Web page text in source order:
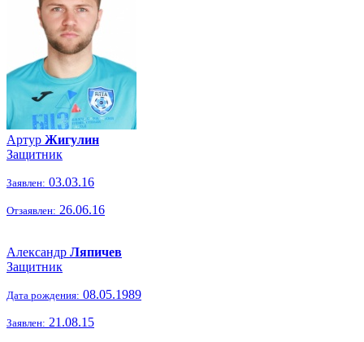
Артур Жигулин
Защитник
Заявлен: 03.03.16
Отзаявлен: 26.06.16
Александр Ляпичев
Защитник
Дата рождения: 08.05.1989
Заявлен: 21.08.15